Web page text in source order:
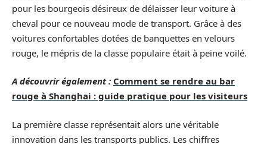
pour les bourgeois désireux de délaisser leur voiture à
cheval pour ce nouveau mode de transport. Grâce à des
voitures confortables dotées de banquettes en velours
rouge, le mépris de la classe populaire était à peine voilé.
A découvrir également : Comment se rendre au bar
rouge à Shanghai : guide pratique pour les visiteurs
La première classe représentait alors une véritable
innovation dans les transports publics. Les chiffres